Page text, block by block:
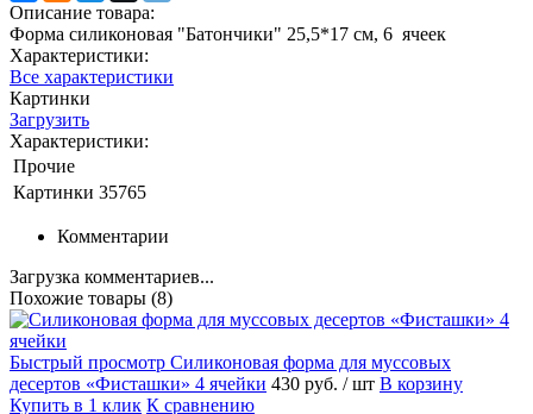
Описание товара:
Форма силиконовая "Батончики" 25,5*17 см, 6 ячеек
Характеристики:
Все характеристики
Картинки
Загрузить
Характеристики:
Прочие
Картинки 35765
Комментарии
Загрузка комментариев...
Похожие товары (8)
Быстрый просмотр Силиконовая форма для муссовых
десертов «Фисташки» 4 ячейки 430 руб. / шт В корзину
Купить в 1 клик К сравнению